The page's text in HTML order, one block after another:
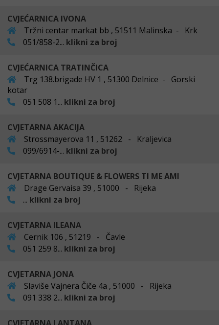
CVJEĆARNICA IVONA
Tržni centar markat bb , 51511 Malinska - Krk
051/858-2... klikni za broj
CVJEĆARNICA TRATINČICA
Trg 138.brigade HV 1 , 51300 Delnice - Gorski
kotar
051 508 1... klikni za broj
CVJETARNA AKACIJA
Strossmayerova 11 , 51262 - Kraljevica
099/6914-... klikni za broj
CVJETARNA BOUTIQUE & FLOWERS TI ME AMI
Drage Gervaisa 39 , 51000 - Rijeka
... klikni za broj
CVJETARNA ILEANA
Cernik 106 , 51219 - Čavle
051 259 8... klikni za broj
CVJETARNA JONA
Slaviše Vajnera Čiče 4a , 51000 - Rijeka
091 338 2... klikni za broj